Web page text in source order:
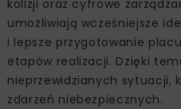
kolizji oraz cyfrowe
umożliwiają wcześniejsze
i lepsze przygotowanie
etapów realizacji. Dzięki
nieprzewidzianych sytuacji,
zdarzeń niebezpiecznych.